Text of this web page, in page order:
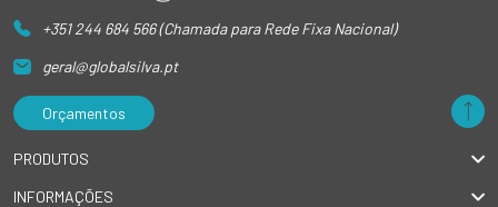
+351 244 684 566 (Chamada para Rede Fixa Nacional)
geral@globalsilva.pt
Orçamentos
PRODUTOS
INFORMAÇÕES